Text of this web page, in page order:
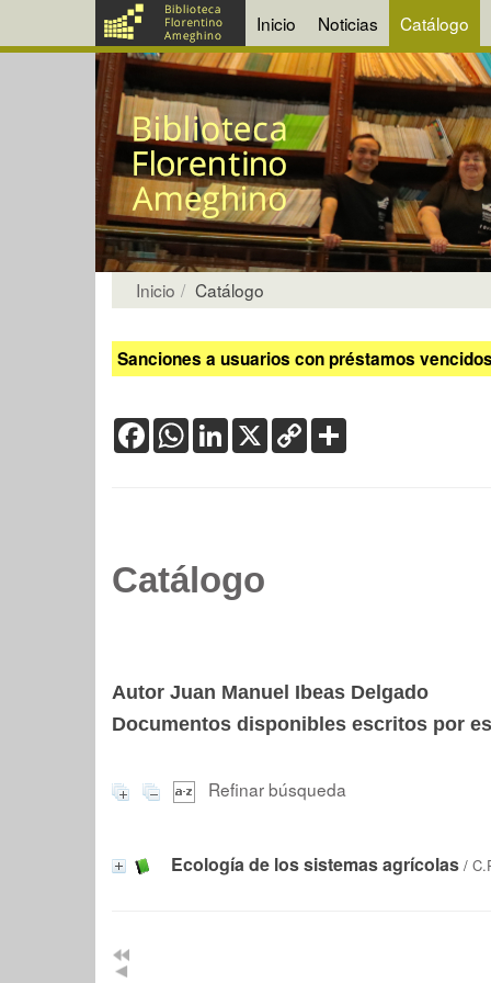
Inicio Noticias Catálogo
Inicio Catálogo
Sanciones a usuarios con préstamos
FacebookWhatsApp
LinkedIn
X Copy
Link
Catálogo
Autor Juan Manuel Ibeas Delgado
Documentos disponibles escritos por
Refinar búsqueda
Ecología de los sistemas agrícolas /